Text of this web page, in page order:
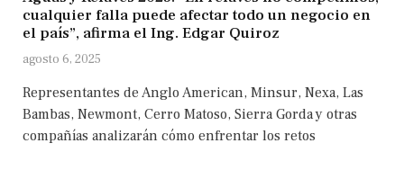
cualquier falla puede afectar todo un negocio en
el país”, afirma el Ing. Edgar Quiroz
agosto 6, 2025
Representantes de Anglo American, Minsur, Nexa, Las
Bambas, Newmont, Cerro Matoso, Sierra Gorda y otras
compañías analizarán cómo enfrentar los retos